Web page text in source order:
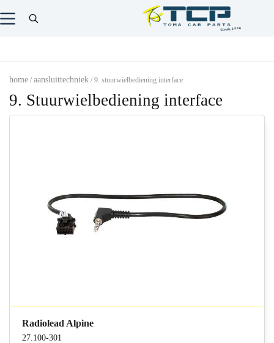
home / aansluittechniek / 9. stuurwielbediening interface
9. Stuurwielbediening interface
Radiolead Alpine
27.100-301